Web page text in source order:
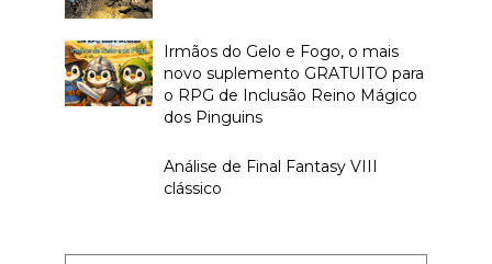
Irmãos do Gelo e Fogo, o mais
novo suplemento GRATUITO para
o RPG de Inclusão Reino Mágico
dos Pinguins
Análise de Final Fantasy VIII
clássico